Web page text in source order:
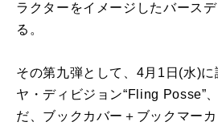
ラクターをイメージしたバース
る。
その第九弾として、4月1日(水)
ヤ・ディビジョン“Fling Posse”
だ、ブックカバー＋ブックマー